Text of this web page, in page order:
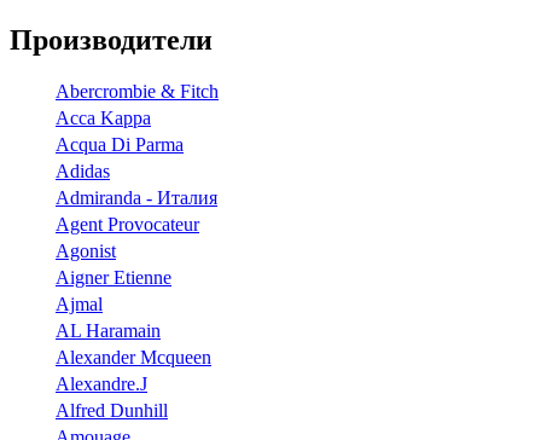
Производители
Abercrombie & Fitch
Acca Kappa
Acqua Di Parma
Adidas
Admiranda - Италия
Agent Provocateur
Agonist
Aigner Etienne
Ajmal
AL Haramain
Alexander Mcqueen
Alexandre.J
Alfred Dunhill